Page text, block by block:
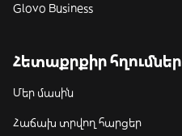
Glovo Business
Հետաքրքիր հղումներ
Մեր մասին
Հաճախ տրվող հարցեր